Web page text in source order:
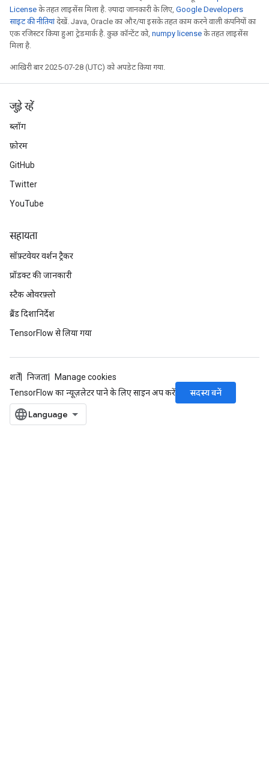
License के तहत लाइसेंस मिला है. ज़्यादा जानकारी के लिए, Google Developers
साइट की नीतियांदेखें. Java, Oracle का और/या इसके तहत काम करने वाली कंपनियों का
एक रजिस्टर किया हुआ ट्रेडमार्क है. कुछ कॉन्टेंट को, numpy license के तहत लाइसेंस
मिला है.
आखिरी बार 2025-07-28 (UTC) को अपडेट किया गया.
जुड़े रहें
ब्लॉग
फ़ोरम
GitHub
Twitter
YouTube
सहायता
सॉफ़्टवेयर वर्शन ट्रैकर
प्रॉडक्ट की जानकारी
स्टैक ओवरफ़्लो
ब्रैंड दिशानिर्देश
TensorFlow से लिया गया
शर्तें निजता
Manage cookies
TensorFlow का न्यूज़लेटर पाने के लिए साइन अप करें
सदस्य बनें